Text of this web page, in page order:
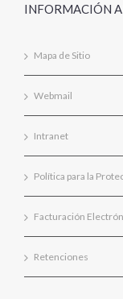
INFORMACIÓN
Mapa de Sitio
Webmail
Intranet
Política para la
Facturación
Retenciones